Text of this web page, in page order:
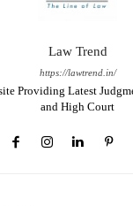
Law Trend
https://lawtrend.in/
Providing Latest
and High Court